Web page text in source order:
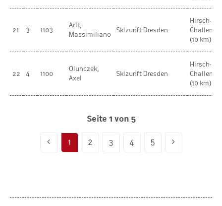
21 3 1103
Arlt,
Massimiliano
Skizunft Dresden
Hirsch-
Challenge
(10 km)
22 4 1100
Olunczek,
Axel
Skizunft Dresden
Hirsch-
Challenge
(10 km)
Seite 1 von 5
1 2 3 4 5